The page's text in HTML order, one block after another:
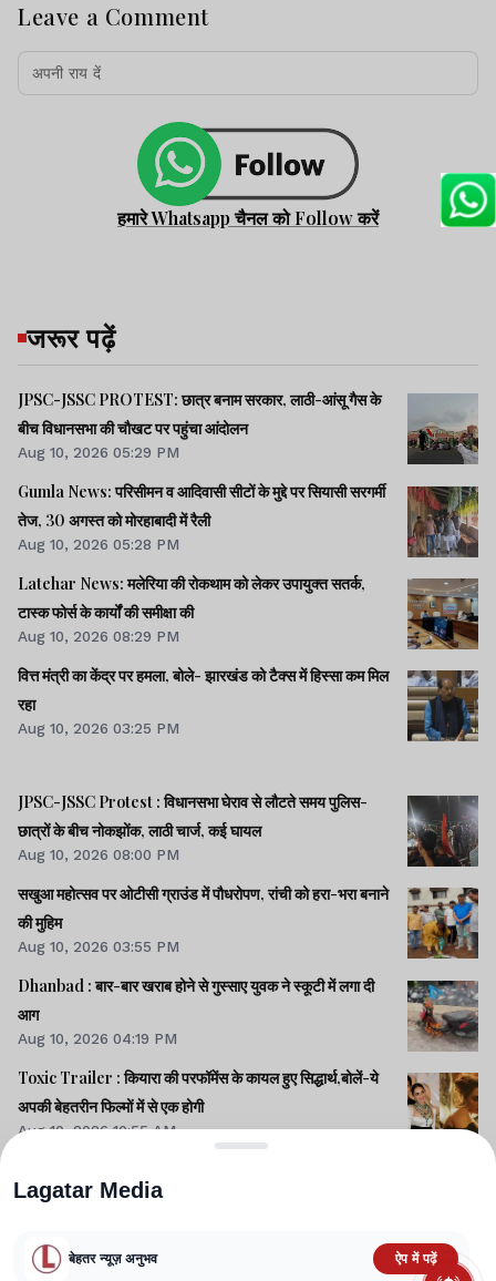
Leave a Comment
हमारे Whatsapp चैनल को Follow करें
जरूर पढ़ें
JPSC-JSSC PROTEST: छात्र बनाम सरकार, लाठी-आंसू गैस के
बीच विधानसभा की चौखट पर पहुंचा आंदोलन
Aug 10, 2026 05:29 PM
Gumla News: परिसीमन व आदिवासी सीटों के मुद्दे पर सियासी सरगर्मी
तेज, 30 अगस्त को मोरहाबादी में रैली
Aug 10, 2026 05:28 PM
Latehar News: मलेरिया की रोकथाम को लेकर उपायुक्त सतर्क,
टास्क फोर्स के कार्यों की समीक्षा की
Aug 10, 2026 08:29 PM
वित्त मंत्री का केंद्र पर हमला, बोले- झारखंड को टैक्स में हिस्सा कम मिल
रहा
Aug 10, 2026 03:25 PM
JPSC-JSSC Protest : विधानसभा घेराव से लौटते समय पुलिस-
छात्रों के बीच नोकझोंक, लाठी चार्ज, कई घायल
Aug 10, 2026 08:00 PM
सखुआ महोत्सव पर ओटीसी ग्राउंड में पौधरोपण, रांची को हरा-भरा बनाने
की मुहिम
Aug 10, 2026 03:55 PM
Dhanbad : बार-बार खराब होने से गुस्साए युवक ने स्कूटी में लगा दी
आग
Aug 10, 2026 04:19 PM
Toxic Trailer : कियारा की परफॉमेंस के कायल हुए सिद्धार्थ,बोलें-ये
अपकी बेहतरीन फिल्मों में से एक होगी
Aug 10, 2026 10:55 AM
Lagatar Media
बेहतर न्यूज़ अनुभव ऐप में पढ़ें